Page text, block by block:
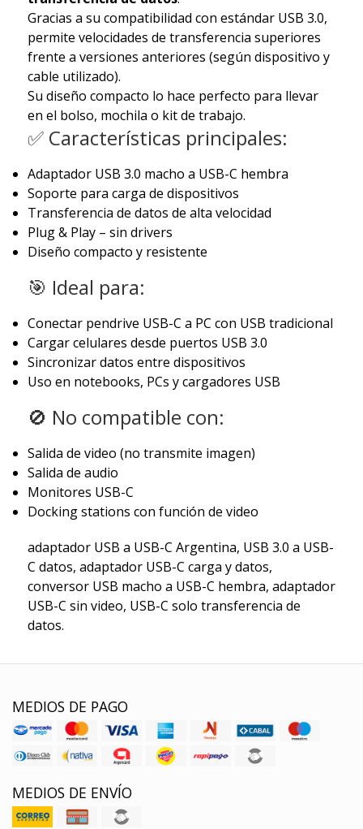
Gracias a su compatibilidad con estándar USB 3.0,
permite velocidades de transferencia superiores
frente a versiones anteriores (según dispositivo y
cable utilizado).
Su diseño compacto lo hace perfecto para llevar
en el bolso, mochila o kit de trabajo.
✅ Características principales:
Adaptador USB 3.0 macho a USB-C hembra
Soporte para carga de dispositivos
Transferencia de datos de alta velocidad
Plug & Play – sin drivers
Diseño compacto y resistente
🎯 Ideal para:
Conectar pendrive USB-C a PC con USB tradicional
Cargar celulares desde puertos USB 3.0
Sincronizar datos entre dispositivos
Uso en notebooks, PCs y cargadores USB
🚫 No compatible con:
Salida de video (no transmite imagen)
Salida de audio
Monitores USB-C
Docking stations con función de video
adaptador USB a USB-C Argentina, USB 3.0 a USB-
C datos, adaptador USB-C carga y datos,
conversor USB macho a USB-C hembra, adaptador
USB-C sin video, USB-C solo transferencia de
datos.
MEDIOS DE PAGO
MEDIOS DE ENVÍO